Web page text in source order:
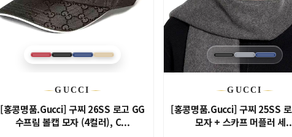
GUCCI
[홍콩명품.Gucci] 구찌 26SS 로고 GG
수프림 볼캡 모자 (4컬러), C...
GUCCI
[홍콩명품.Gucci] 구찌 25SS
모자 + 스카프 머플러 세